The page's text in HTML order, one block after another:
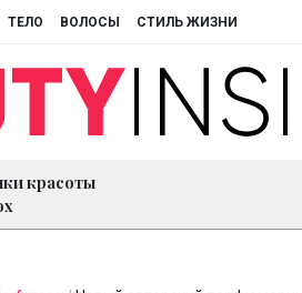
ТЕЛО ВОЛОСЫ СТИЛЬ ЖИЗНИ
красоты